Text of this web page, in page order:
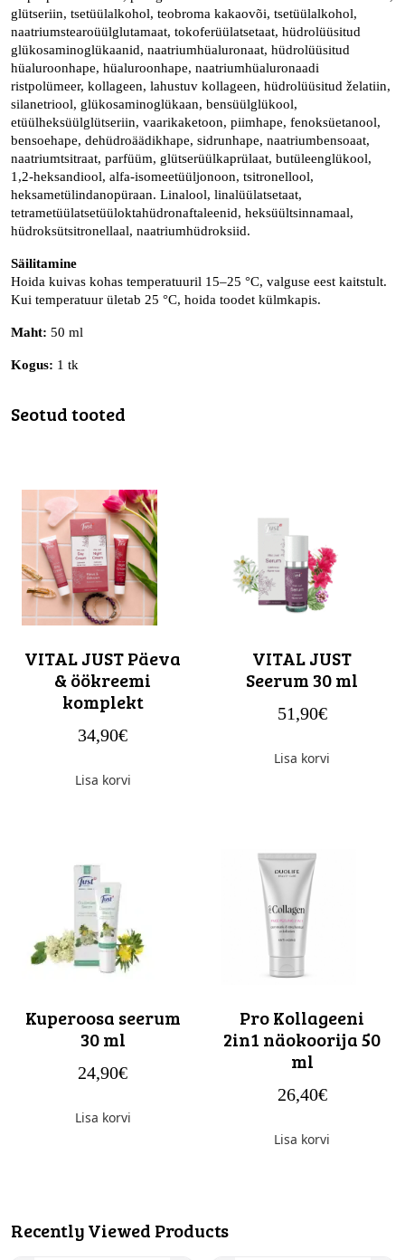
glütseriin, tsetüülalkohol, teobroma kakaovõi, tsetüülalkohol,
naatriumstearoüülglutamaat, tokoferüülatsetaat, hüdrolüüsitud
glükosaminoglükaanid, naatriumhüaluronaat, hüdrolüüsitud
hüaluroonhape, hüaluroonhape, naatriumhüaluronaadi
ristpolümeer, kollageen, lahustuv kollageen, hüdrolüüsitud želatiin,
silanetriool, glükosaminoglükaan, bensüülglükool,
etüülheksüülglütseriin, vaarikaketoon, piimhape, fenoksüetanool,
bensoehape, dehüdroäädikhape, sidrunhape, naatriumbensoaat,
naatriumtsitraat, parfüüm, glütserüülkaprülaat, butüleenglükool,
1,2-heksandiool, alfa-isomeetüüljonoon, tsitronellool,
heksametülindanopüraan. Linalool, linalüülatsetaat,
tetrametüülatsetüüloktahüdronaftaleenid, heksüültsinnamaal,
hüdroksütsitronellaal, naatriumhüdroksiid.
Säilitamine
Hoida kuivas kohas temperatuuril 15–25 °C, valguse eest kaitstult.
Kui temperatuur ületab 25 °C, hoida toodet külmkapis.
Maht: 50 ml
Kogus: 1 tk
Seotud tooted
VITAL JUST Päeva
& öökreemi
komplekt
€
34,90
Lisa korvi
VITAL JUST
Seerum 30 ml
€
51,90
Lisa korvi
Kuperoosa seerum
30 ml
€
24,90
Lisa korvi
Pro Kollageeni
2in1 näokoorija 50
ml
€
26,40
Lisa korvi
Recently Viewed Products